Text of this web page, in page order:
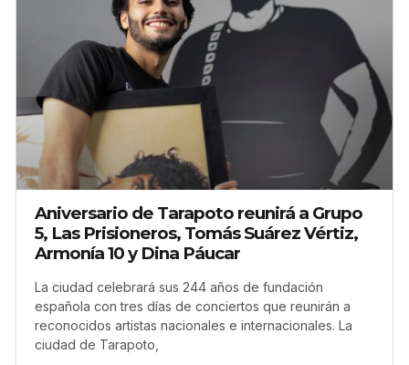
Aniversario de Tarapoto reunirá a Grupo
5, Las Prisioneros, Tomás Suárez Vértiz,
Armonía 10 y Dina Páucar
La ciudad celebrará sus 244 años de fundación
española con tres días de conciertos que reunirán a
reconocidos artistas nacionales e internacionales. La
ciudad de Tarapoto,